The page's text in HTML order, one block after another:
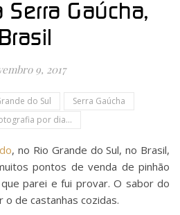
Serra Gaúcha,
Brasil
9, 2017
do Sul
Serra Gaúcha
por dia...
, no Rio Grande do Sul, no Brasil,
pontos de venda de pinhão
parei e fui provar. O sabor do
de castanhas cozidas.